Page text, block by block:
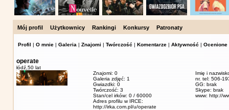
Mój profil Użytkownicy Rankingi Konkursy Patronaty
Profil | O mnie | Galeria | Znajomi | Twórczość | Komentarze | Aktywność | Ocenione
operate
łódź, 50 lat
Znajomi: 0
Galeria zdjęć: 1
Gwiazdki: 0
Twórczość: 3
Stan/cel irków: 0 / 60000
Adres profilu w IRCE:
http://irka.com.pl/u/operate
Imię i
nr. tel: 506-
GG: brak
Skype: brak
www: http://